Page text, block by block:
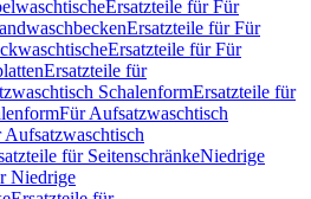
Ersatzteile für Für
Ersatzteile für Für
Ersatzteile für Für
Ersatzteile für
SchalenformErsatzteile für
Für Aufsatzwaschtisch
für SeitenschränkeNiedrige
Niedrige